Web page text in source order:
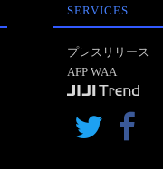
SERVICES
プレスリリース
AFP WAA